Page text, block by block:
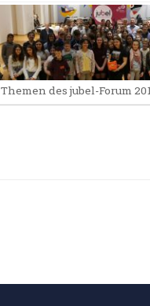
Themen des jubel-Forum